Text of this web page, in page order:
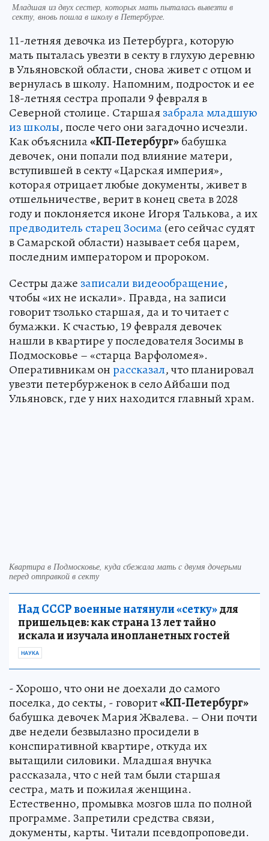
Младшая из двух сестер, которых мать пыталась вывезти в
секту, вновь пошла в школу в Петербурге.
11-летняя девочка из Петербурга, которую
мать пыталась увезти в секту в глухую деревню
в Ульяновской области, снова живет с отцом и
вернулась в школу. Напомним, подросток и ее
18-летняя сестра пропали 9 февраля в
Северной столице. Старшаязабрала младшую
из школы, после чего они загадочно исчезли.
Как объяснила«КП-Петербург»бабушка
девочек, они попали под влияние матери,
вступившей в секту «Царская империя»,
которая отрицает любые документы, живет в
отшельничестве, верит в конец света в 2028
году и поклоняется иконе Игоря Талькова, а их
предводитель старец Зосима(его сейчас судят
в Самарской области) называет себя царем,
последним императором и пророком.
Сестры даже записали видеообращение,
чтобы «их не искали». Правда, на записи
говорит тзолько старшая, да и то читает с
бумажки. К счастью, 19 февраля девочек
нашли в квартире у последователя Зосимы в
Подмосковье – «старца Варфоломея».
Оперативникам онрассказал, что планировал
увезти петербурженок в село Айбаши под
Ульяновск, где у них находится главный храм.
Квартира в Подмосковье, куда сбежала мать с двумя дочерьми
перед отправкой в секту
Над СССР военные натянули «сетку»для
пришельцев: как страна 13 лет тайно
искала и изучала инопланетных гостей
НАУКА
- Хорошо, что они не доехали до самого
поселка, до секты, - говорит«КП-Петербург»
бабушка девочек Мария Жвалева. – Они почти
две недели безвылазно просидели в
конспиративной квартире, откуда их
вытащили силовики. Младшая внучка
рассказала, что с ней там были старшая
сестра, мать и пожилая женщина.
Естественно, промывка мозгов шла по полной
программе. Запретили средства связи,
документы, карты. Читали псевдопроповеди.